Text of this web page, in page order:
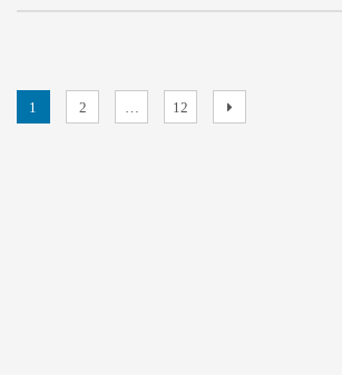
Posts
Page
1 Page
2 … Page
12
Next